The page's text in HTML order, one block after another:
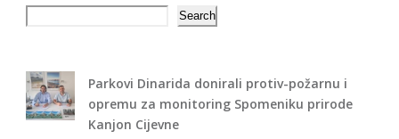
Search
Parkovi Dinarida donirali protiv-požarnu i
opremu za monitoring Spomeniku prirode
Kanjon Cijevne